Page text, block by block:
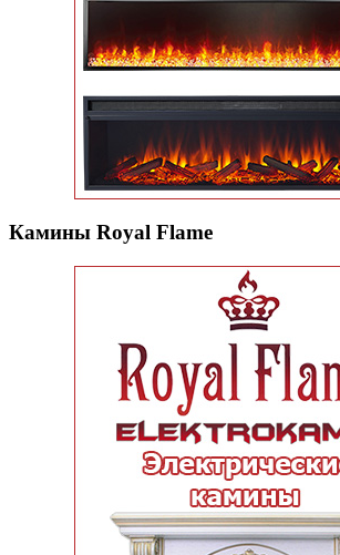
Камины Royal Flame